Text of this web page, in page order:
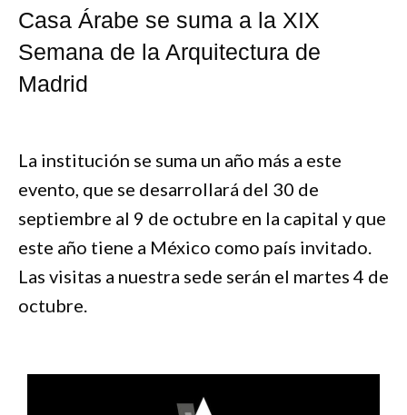
Casa Árabe se suma a la XIX
Semana de la Arquitectura de
Madrid
La institución se suma un año más a este
evento, que se desarrollará del 30 de
septiembre al 9 de octubre en la capital y que
este año tiene a México como país invitado.
Las visitas a nuestra sede serán el martes 4 de
octubre.